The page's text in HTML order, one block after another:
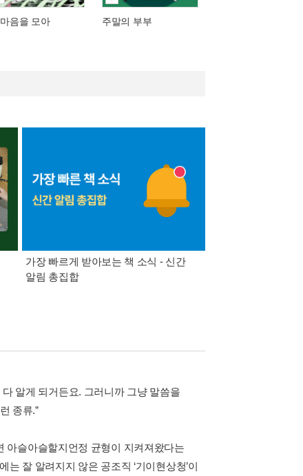
음을 모아 주말의 부부
가장 빠르게 받아보는 책 소식 - 신간
알림 총집합
알게 되거든요. 그러니까 그냥 말씀을
종류.”
아슬아슬할지언정 균형이 지켜져왔다는
잘 알려지지 않은 공조직 ‘기이현상청’이